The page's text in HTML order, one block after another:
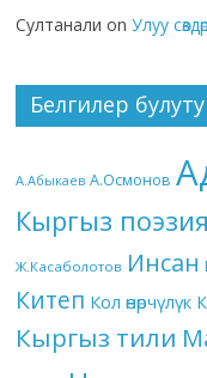
Султанали onУлуу
Белгилер булуту
А.Абыкаев А.Осмонов
Кыргыз
Ж.Касаболотов Инсан
Китеп Кол өнөрчүлүк
Кыргыз тили